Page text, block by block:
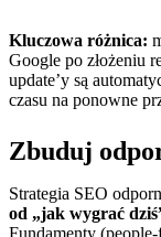
Kluczowa różnica:
Google po złożeniu
update’y są
czasu na ponowne
Zbuduj
Strategia SEO
od „jak wygrać